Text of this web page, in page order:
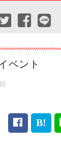
ベント